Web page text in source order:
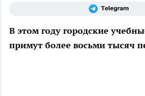
В этом году городские
примут более восьми тысяч